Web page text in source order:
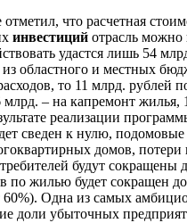
что расчетная
инвестиций отрасль
удастся лишь 54
областного и местных
то 11 млрд. рублей
– на капремонт
реализации
сведен к нулю,
домов, потери
будут сокращены
жилью будет сокращен
Одна из самых
доли убыточных